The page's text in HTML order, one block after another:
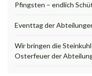
Pfingsten – endlich
Eventtag der
Wir bringen die
Osterfeuer der